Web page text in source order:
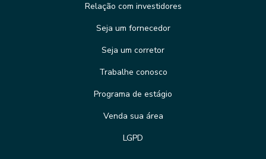
Relação com investidores
Seja um fornecedor
Seja um corretor
Trabalhe conosco
Programa de estágio
Venda sua área
LGPD